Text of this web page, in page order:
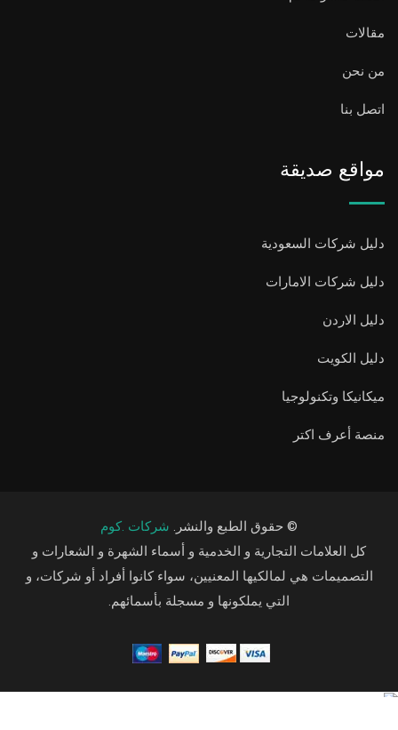
مقالات
من نحن
اتصل بنا
مواقع صديقة
دليل شركات السعودية
دليل شركات الامارات
دليل الاردن
دليل الكويت
ميكانيكا وتكنولوجيا
منصة أعرف اكتر
© حقوق الطبع والنشر. شركات .كوم
كل العلامات التجارية و الخدمية و أسماء الشهرة و الشعارات و
التصميمات هي لمالكيها المعنيين، سواء كانوا أفراد أو شركات، و
التي يملكونها و مسجلة بأسمائهم.